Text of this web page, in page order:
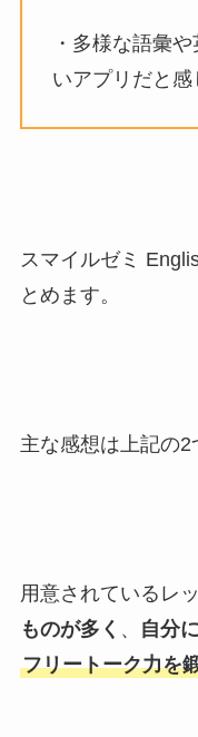
・多様な語彙
いアプリだと感
スマイルゼミ
とめます。
主な感想は上記の2
用意されているレ
ものが多く 、 自分
フリートーク力を